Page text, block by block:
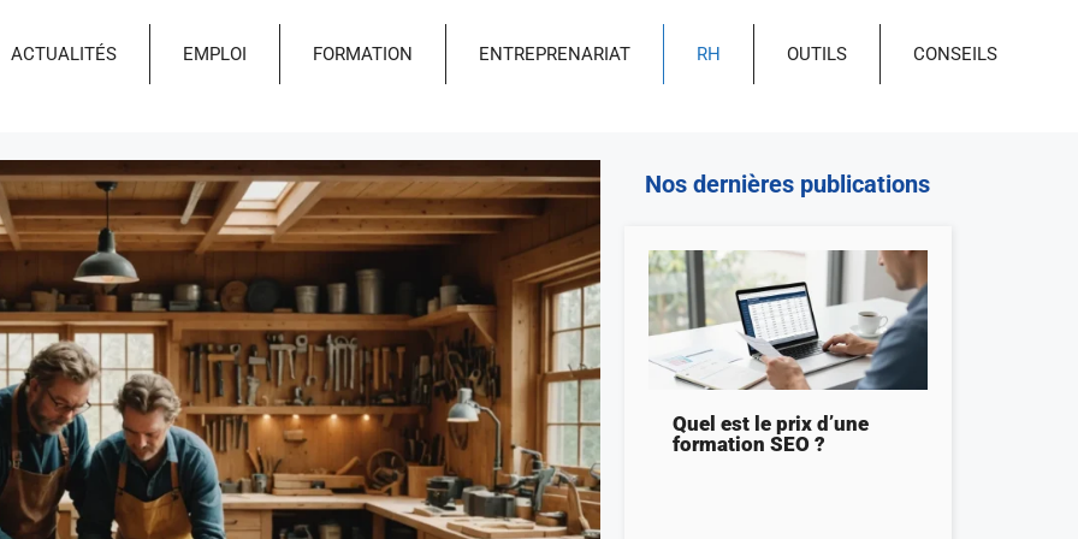
ACTUALITÉS EMPLOI FORMATION ENTREPRENARIAT RH OUTILS CONSEILS
Nos dernières publications
Quel est le prix d’une
formation SEO ?